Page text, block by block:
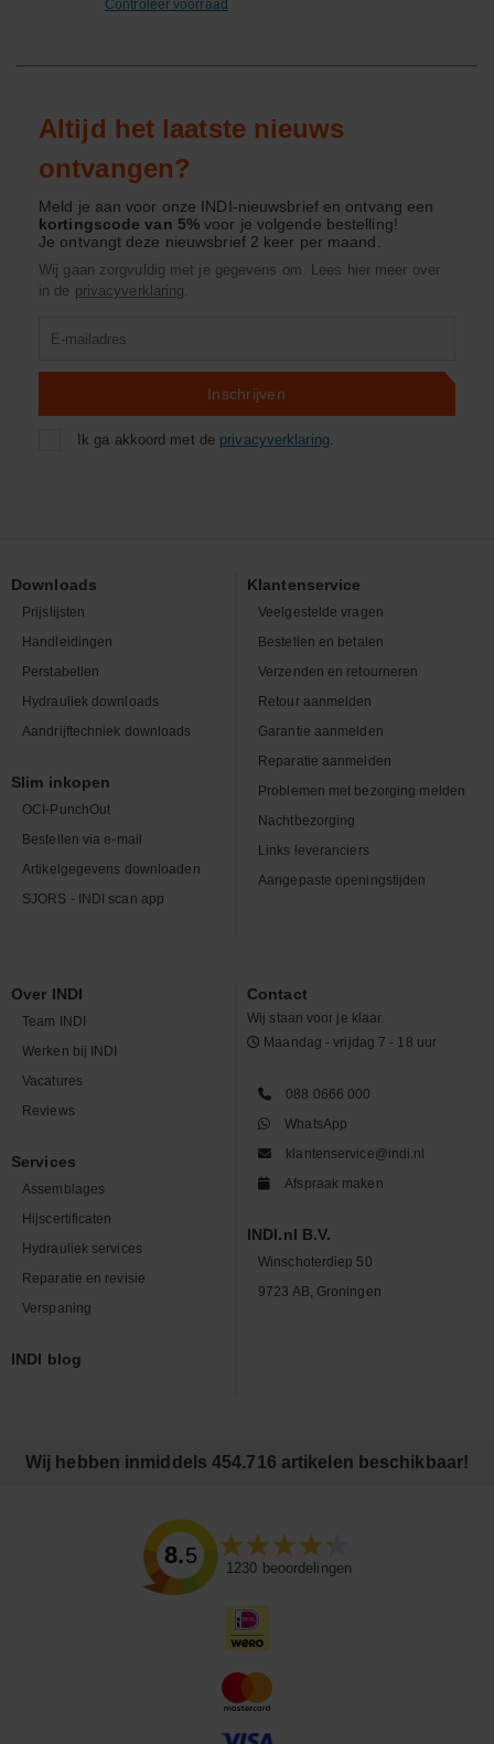
Controleer voorraad
Altijd het laatste nieuws
ontvangen?
Meld je aan voor onze INDI-nieuwsbrief en ontvang een
kortingscode van 5%voor je volgende bestelling!
Je ontvangt deze nieuwsbrief 2 keer per maand.
Wij gaan zorgvuldig met je gegevens om. Lees hier meer over
in de privacyverklaring.
Inschrijven
Ik ga akkoord met de privacyverklaring.
Downloads
Prijslijsten
Handleidingen
Perstabellen
Hydrauliek downloads
Aandrijftechniek downloads
Slim inkopen
OCI-PunchOut
Bestellen via e-mail
Artikelgegevens downloaden
SJORS - INDI scan app
Klantenservice
Veelgestelde vragen
Bestellen en betalen
Verzenden en retourneren
Retour aanmelden
Garantie aanmelden
Reparatie aanmelden
Problemen met bezorging melden
Nachtbezorging
Links leveranciers
Aangepaste openingstijden
Over INDI
Team INDI
Werken bij INDI
Vacatures
Reviews
Services
Assemblages
Hijscertificaten
Hydrauliek services
Reparatie en revisie
Verspaning
INDI blog
Contact
Wij staan voor je klaar.
Maandag - vrijdag 7 - 18 uur
088 0666 000
WhatsApp
klantenservice@indi.nl
Afspraak maken
INDI.nl B.V.
Winschoterdiep 50
9723 AB, Groningen
Wij hebben inmiddels 454.716 artikelen beschikbaar!
8.5
1230 beoordelingen